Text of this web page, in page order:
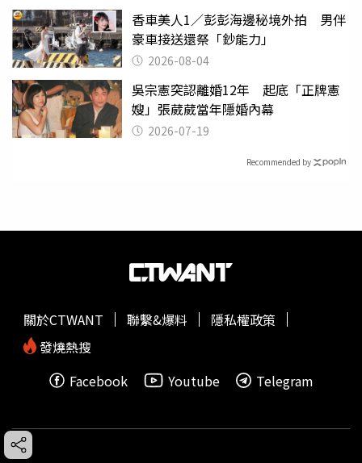
香車美人1／彭彭海邊秘境外拍 男伴
豪車接送還祭「鈔能力」
2026-08-04
吳宗憲突認離婚12年 起底「正牌憲
嫂」張葳葳當年隱婚內幕
2026-07-19
Recommended by
關於CTWANT 聯繫&爆料
隱私權政策
發燒熱搜
Facebook
Youtube Telegram